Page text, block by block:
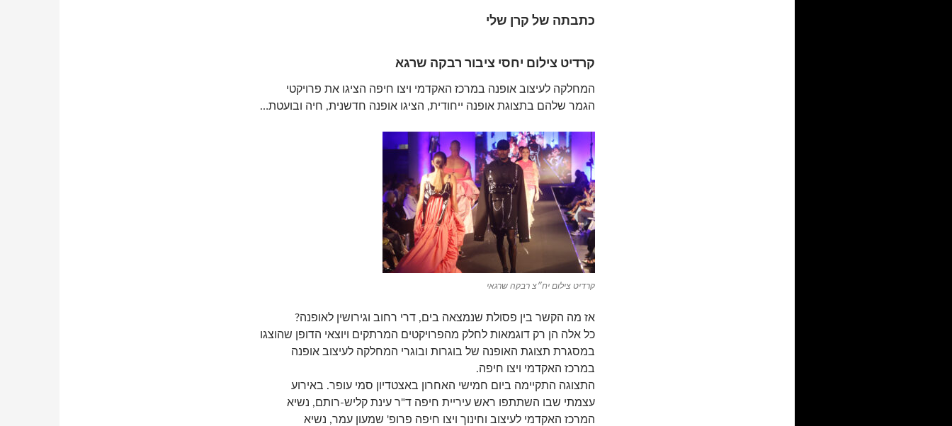
כתבתה של קרן שלי
קרדיט צילום יחסי ציבור רבקה שרגא
המחלקה לעיצוב אופנה במרכז האקדמי ויצו חיפה הציגו את פרויקטי
הגמר שלהם בתצוגת אופנה ייחודית, הציגו אופנה חדשנית, חיה ובועטת…
קרדיט צילום יח״צ רבקה שרגאי
אז מה הקשר בין פסולת שנמצאה בים, דרי רחוב וגירושין לאופנה?
כל אלה הן רק דוגמאות לחלק מהפרויקטים המרתקים ויוצאי הדופן שהוצגו
במסגרת תצוגת האופנה של בוגרות ובוגרי המחלקה לעיצוב אופנה
במרכז האקדמי ויצו חיפה.
התצוגה התקיימה ביום חמישי האחרון באצטדיון סמי עופר. באירוע
עצמתי שבו השתתפו ראש עיריית חיפה ד"ר עינת קליש-רותם, נשיא
המרכז האקדמי לעיצוב וחינוך ויצו חיפה פרופ' שמעון עמר, נשיא